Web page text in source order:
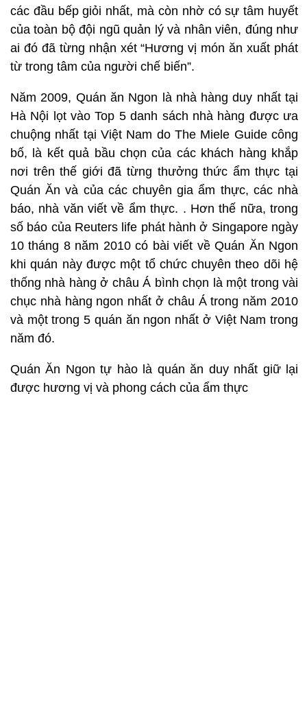
các đầu bếp giỏi nhất, mà còn nhờ có sự tâm huyết
của toàn bộ đội ngũ quản lý và nhân viên, đúng như
ai đó đã từng nhận xét “Hương vị món ăn xuất phát
từ trong tâm của người chế biến”.
Năm 2009, Quán ăn Ngon là nhà hàng duy nhất tại
Hà Nội lọt vào Top 5 danh sách nhà hàng được ưa
chuộng nhất tại Việt Nam do The Miele Guide công
bố, là kết quả bầu chọn của các khách hàng khắp
nơi trên thế giới đã từng thưởng thức ẩm thực tại
Quán Ăn và của các chuyên gia ẩm thực, các nhà
báo, nhà văn viết về ẩm thực. . Hơn thế nữa, trong
số báo của Reuters life phát hành ở Singapore ngày
10 tháng 8 năm 2010 có bài viết về Quán Ăn Ngon
khi quán này được một tổ chức chuyên theo dõi hệ
thống nhà hàng ở châu Á bình chọn là một trong vài
chục nhà hàng ngon nhất ở châu Á trong năm 2010
và một trong 5 quán ăn ngon nhất ở Việt Nam trong
năm đó.
Quán Ăn Ngon tự hào là quán ăn duy nhất giữ lại
được hương vị và phong cách của ẩm thực